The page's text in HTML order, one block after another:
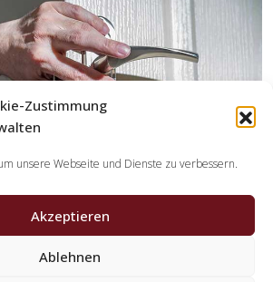
Zustimmung
unsere Webseite und Dienste zu verbessern.
Akzeptieren
Ablehnen